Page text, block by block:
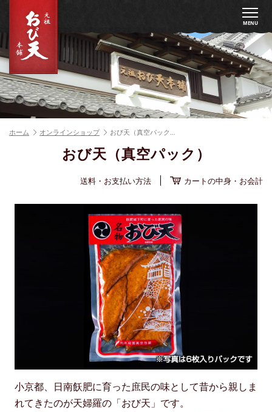
MENU
ホーム オンラインショップ おび天（真空パック…
おび天（真空パック）
送料・お支払い方法 カートの中身・お会計
小京都、日南飫肥に育った庶民の味として昔から親しま
れてきたのが天婦羅の「おび天」です。